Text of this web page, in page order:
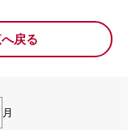
戻る
月